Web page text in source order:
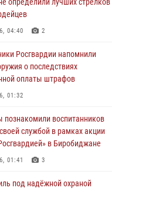
04:40 2
Росгвардии напомнили
о последствиях
оплаты штрафов
01:32
познакомили воспитанников
службой в рамках акции
в Биробиджане
01:41 3
под надёжной охраной